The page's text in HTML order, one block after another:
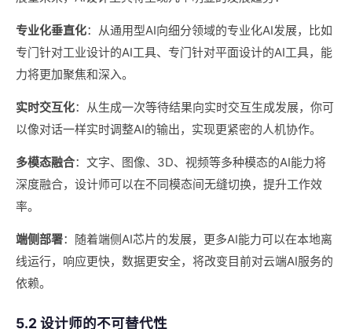
专业化垂直化：从通用型AI向细分领域的专业化AI发展，比如
专门针对工业设计的AI工具、专门针对平面设计的AI工具，能
力将更加聚焦和深入。
实时交互化：从生成一次等待结果向实时交互生成发展，你可
以像对话一样实时调整AI的输出，实现更紧密的人机协作。
多模态融合：文字、图像、3D、视频等多种模态的AI能力将
深度融合，设计师可以在不同模态间无缝切换，提升工作效
率。
端侧部署：随着端侧AI芯片的发展，更多AI能力可以在本地离
线运行，响应更快，数据更安全，将改变目前对云端AI服务的
依赖。
5.2 设计师的不可替代性